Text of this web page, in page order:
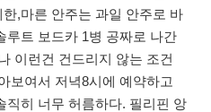
,마른 안주는 과일 안주로 바
루트 보드카 1병 공짜로 나간
이런건 건드리지 않는 조건
보여서 저녁8시에 예약하고
직히 너무 허름하다. 필리핀 앙